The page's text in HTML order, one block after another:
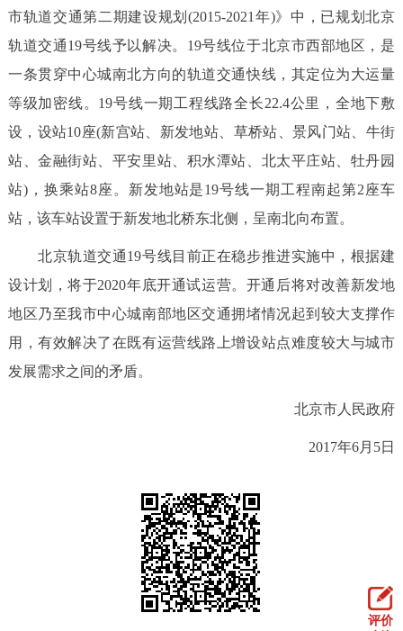
中介服务 阳光政务
12345网上接诉即办 我要咨询 我要建议
参与调查 在线访谈 图说互动
北京概况 十六区概览 人文北京
绿色北京 图说北京 视频北京
多语种
العربية
市轨道交通第二期建设规划(2015-2021年)》中，已规划北京
轨道交通19号线予以解决。19号线位于北京市西部地区，是
一条贯穿中心城南北方向的轨道交通快线，其定位为大运量
等级加密线。19号线一期工程线路全长22.4公里，全地下敷
设，设站10座(新宫站、新发地站、草桥站、景风门站、牛街
站、金融街站、平安里站、积水潭站、北太平庄站、牡丹园
站)，换乘站8座。新发地站是19号线一期工程南起第2座车
站，该车站设置于新发地北桥东北侧，呈南北向布置。
北京轨道交通19号线目前正在稳步推进实施中，根据建
设计划，将于2020年底开通试运营。开通后将对改善新发地
地区乃至我市中心城南部地区交通拥堵情况起到较大支撑作
用，有效解决了在既有运营线路上增设站点难度较大与城市
发展需求之间的矛盾。
北京市人民政府
2017年6月5日
评价